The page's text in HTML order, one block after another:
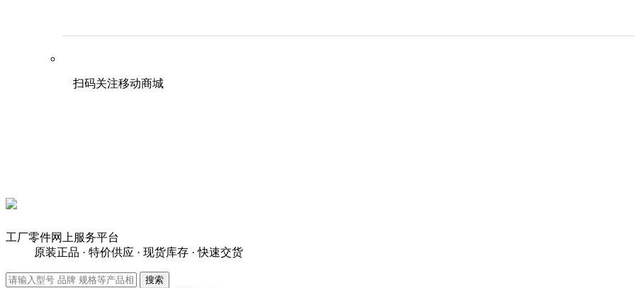
扫码关注移动商城
工厂零件网上服务平台
原装正品 · 特价供应 · 现货库存 · 快速交货